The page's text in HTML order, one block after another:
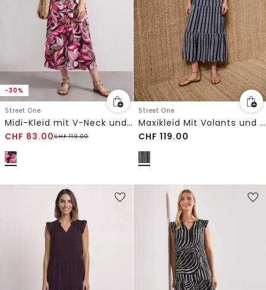
-30%
Street One
Midi-Kleid mit V-Neck und Print
CHF 83.00CHF119.00
Street One
Maxikleid Mit Volants und Print
CHF 119.00